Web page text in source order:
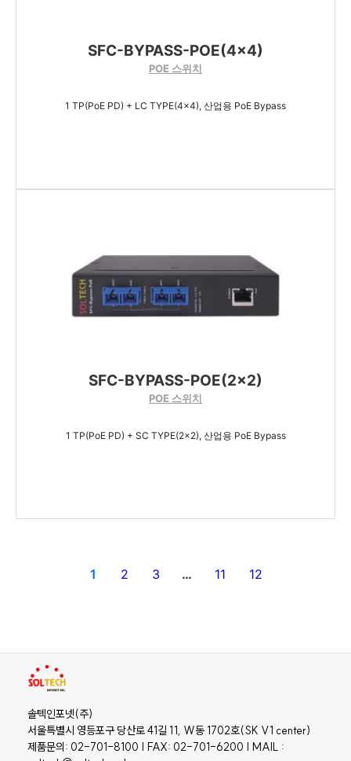
SFC-BYPASS-POE(4×4)
POE 스위치
1 TP(PoE PD) + LC TYPE(4x4), 산업용 PoE Bypass
SFC-BYPASS-POE(2×2)
POE 스위치
1 TP(PoE PD) + SC TYPE(2x2), 산업용 PoE Bypass
1 2 3 … 11 12
솔텍인포넷(주)
서울특별시 영등포구 당산로 41길 11, W동 1702호(SK V1 center)
제품문의: 02-701-8100 | FAX: 02-701-6200 | MAIL :